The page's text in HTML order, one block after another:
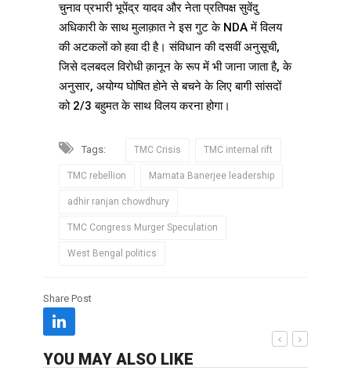
चुनाव प्रभारी भूपेंद्र यादव और नेता प्रतिपक्ष सुवेंदु
अधिकारी के साथ मुलाक़ात ने इस गुट के NDA में विलय
की अटकलों को हवा दी है। संविधान की दसवीं अनुसूची,
जिसे दलबदल विरोधी क़ानून के रूप में भी जाना जाता है, के
अनुसार, अयोग्य घोषित होने से बचने के लिए बागी सांसदों
को 2/3 बहुमत के साथ विलय करना होगा।
Tags: TMC Crisis TMC internal rift
TMC rebellion Mamata Banerjee leadership
adhir ranjan chowdhury
TMC Congress Murger Speculation
West Bengal politics
Share Post
YOU MAY ALSO LIKE